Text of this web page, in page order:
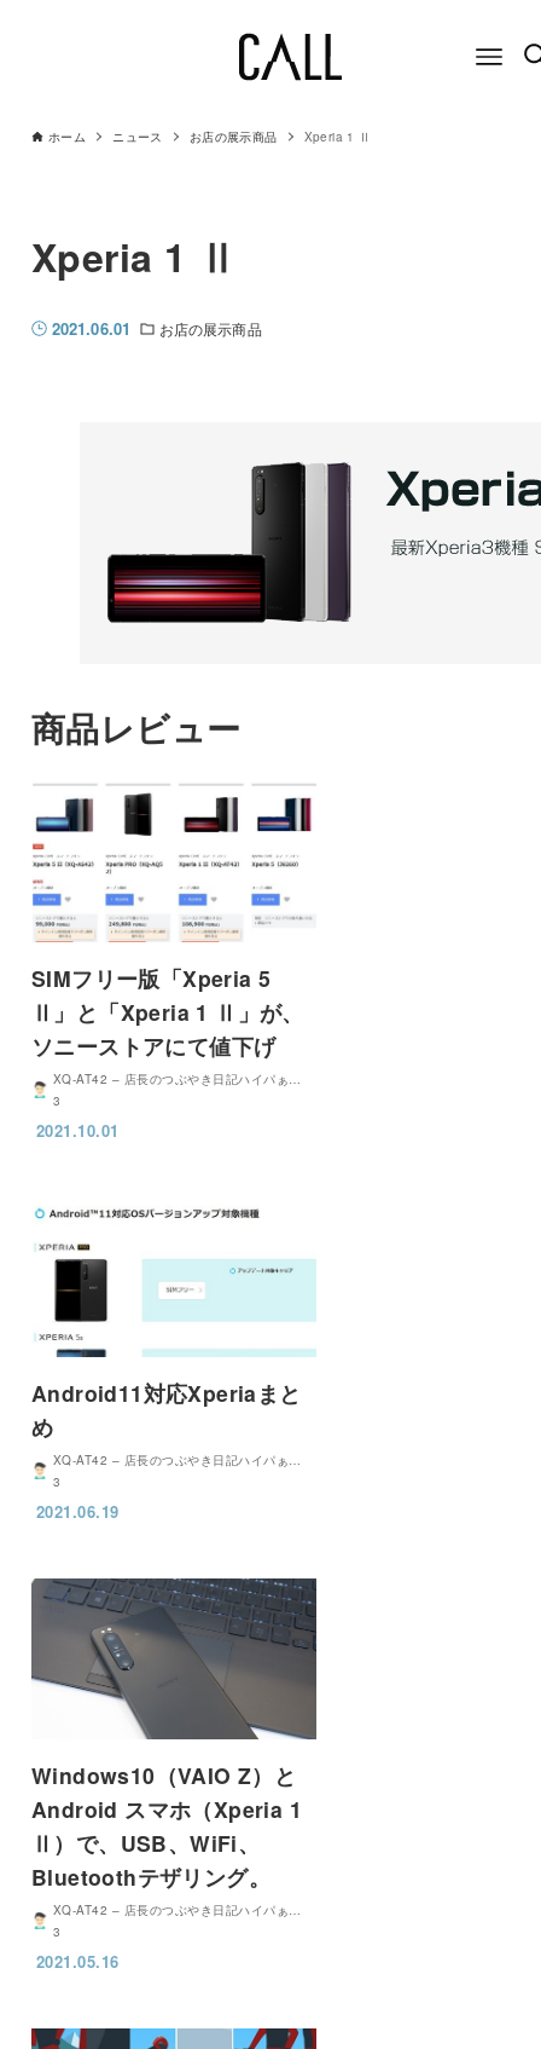
ホーム ニュース お店の展示商品 Xperia 1 Ⅱ
Xperia 1 Ⅱ
2021.06.01 お店の展示商品
商品レビュー
SIMフリー版「Xperia 5
Ⅱ」と「Xperia 1 Ⅱ」が、
ソニーストアにて値下げ
XQ-AT42 – 店長のつぶやき日記ハイパぁ…
3
2021.10.01
Android11対応Xperiaまと
め
XQ-AT42 – 店長のつぶやき日記ハイパぁ…
3
2021.06.19
Windows10（VAIO Z）と
Android スマホ（Xperia 1
Ⅱ）で、USB、WiFi、
Bluetoothテザリング。
XQ-AT42 – 店長のつぶやき日記ハイパぁ…
3
2021.05.16